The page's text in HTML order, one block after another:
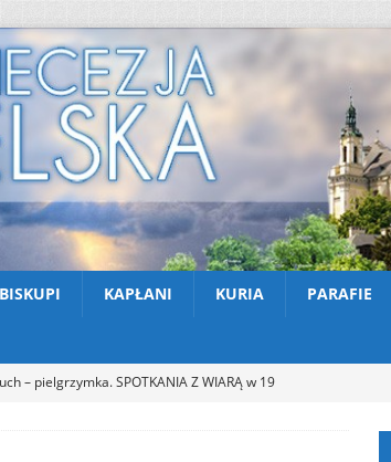
BISKUPI KAPŁANI KURIA PARAFIE
– pielgrzymka. SPOTKANIA Z WIARĄ w 19